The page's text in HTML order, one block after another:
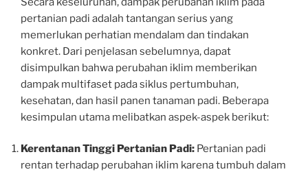
pertanian padi adalah tantangan serius yang
memerlukan perhatian mendalam dan tindakan
konkret. Dari penjelasan sebelumnya, dapat
disimpulkan bahwa perubahan iklim memberikan
dampak multifaset pada siklus pertumbuhan,
kesehatan, dan hasil panen tanaman padi. Beberapa
kesimpulan utama melibatkan aspek-aspek berikut:
Kerentanan Tinggi Pertanian Padi: Pertanian padi
rentan terhadap perubahan iklim karena tumbuh dalam